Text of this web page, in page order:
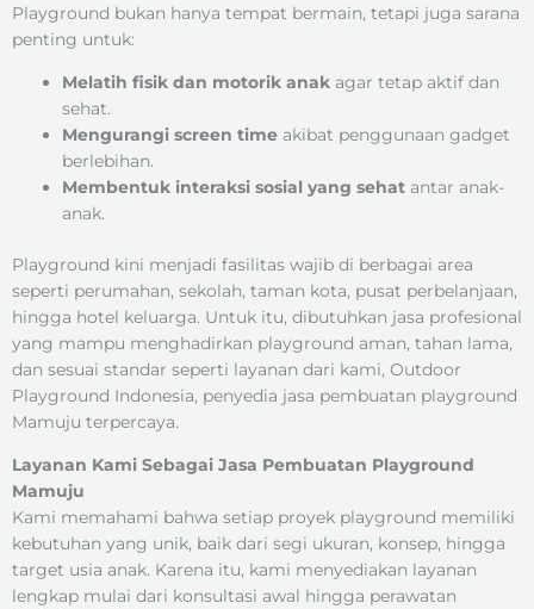
Playground bukan hanya tempat bermain, tetapi juga sarana
penting untuk:
Melatih fisik dan motorik anak agar tetap aktif dan
sehat.
Mengurangi screen time akibat penggunaan gadget
berlebihan.
Membentuk interaksi sosial yang sehat antar anak-
anak.
Playground kini menjadi fasilitas wajib di berbagai area
seperti perumahan, sekolah, taman kota, pusat perbelanjaan,
hingga hotel keluarga. Untuk itu, dibutuhkan jasa profesional
yang mampu menghadirkan playground aman, tahan lama,
dan sesuai standar seperti layanan dari kami, Outdoor
Playground Indonesia, penyedia jasa pembuatan playground
Mamuju terpercaya.
Layanan Kami Sebagai Jasa Pembuatan Playground
Mamuju
Kami memahami bahwa setiap proyek playground memiliki
kebutuhan yang unik, baik dari segi ukuran, konsep, hingga
target usia anak. Karena itu, kami menyediakan layanan
lengkap mulai dari konsultasi awal hingga perawatan